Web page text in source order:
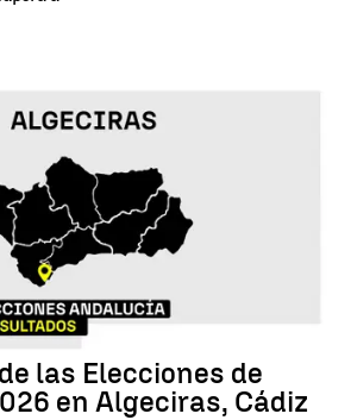
las Elecciones de
en Algeciras, Cádiz